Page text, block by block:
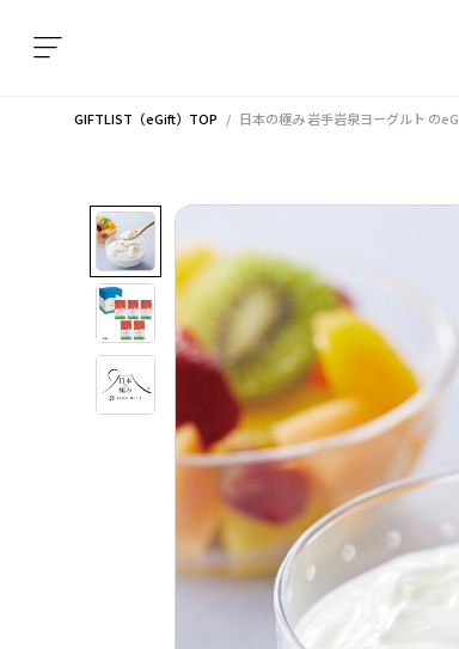
GIFTLIST（eGift）TOP 日本の極み 岩手岩泉ヨーグルト の